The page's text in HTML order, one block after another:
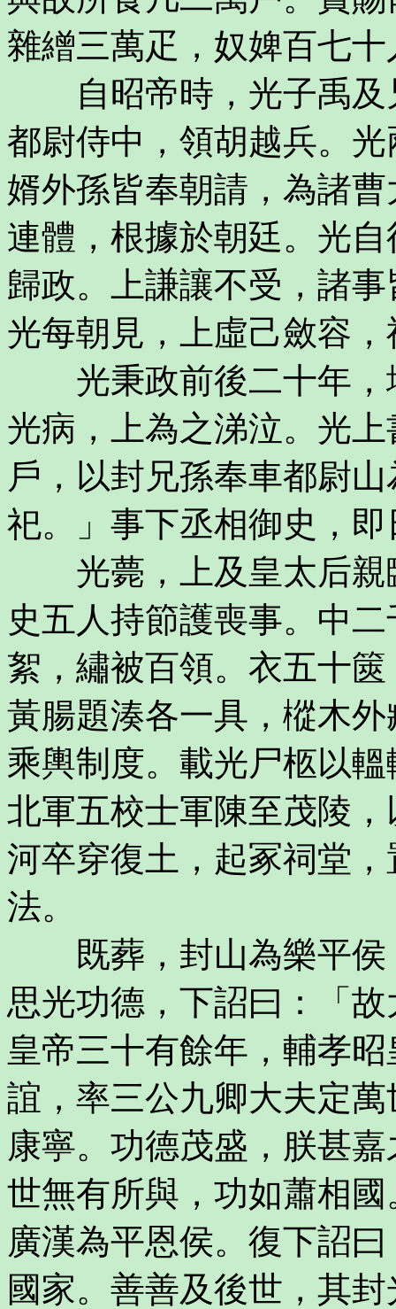
雜繒三萬疋，奴婢百七
自昭帝時，光子禹及
都尉侍中，領胡越兵。
婿外孫皆奉朝請，為諸
連體，根據於朝廷。光
歸政。上謙讓不受，諸
光每朝見，上虛己斂容
光秉政前後二十年，
光病，上為之涕泣。光
戶，以封兄孫奉車都尉
祀。」事下丞相御史，
光薨，上及皇太后親
史五人持節護喪事。中
絮，繡被百領。衣五十
黃腸題湊各一具，樅木
乘輿制度。載光尸柩以
北軍五校士軍陳至茂陵
河卒穿復土，起冢祠堂
法。
既葬，封山為樂平侯
思光功德，下詔曰：「
皇帝三十有餘年，輔孝
誼，率三公九卿大夫定
康寧。功德茂盛，朕甚
世無有所與，功如蕭相
廣漢為平恩侯。復下詔
國家。善善及後世，其